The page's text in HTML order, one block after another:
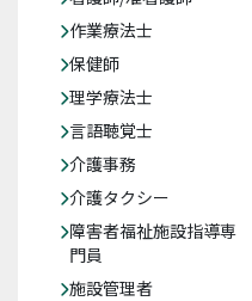
作業療法士
保健師
理学療法士
言語聴覚士
介護事務
介護タクシー
障害者福祉施設指導専
門員
施設管理者